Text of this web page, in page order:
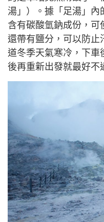
湯」）。據「足湯」
含有碳酸氫鈉成份，
還帶有鹽分，可以防
道冬季天氣寒冷，下車
後再重新出發就最好不